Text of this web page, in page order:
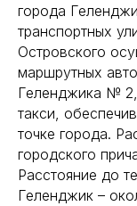
города
транспортных
Островского
маршрутных
Геленджика №
такси,
точке города.
городского
Расстояние до
Геленджик –